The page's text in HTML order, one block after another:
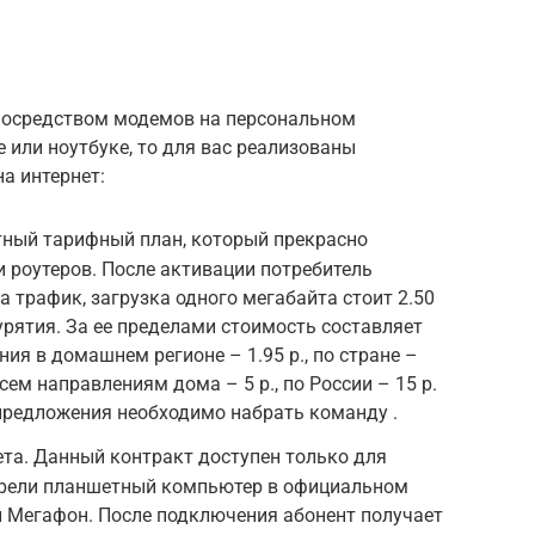
модемов на персональном
ноутбуке, то для вас реализованы
интернет:
тарифный план, который прекрасно
После активации потребитель
трафик, загрузка одного мегабайта стоит 2.50
За ее пределами стоимость составляет
в домашнем регионе – 1.95 р., по стране –
направлениям дома – 5 р., по России – 15 р.
необходимо набрать команду .
Данный контракт доступен только для
планшетный компьютер в официальном
После подключения абонент получает